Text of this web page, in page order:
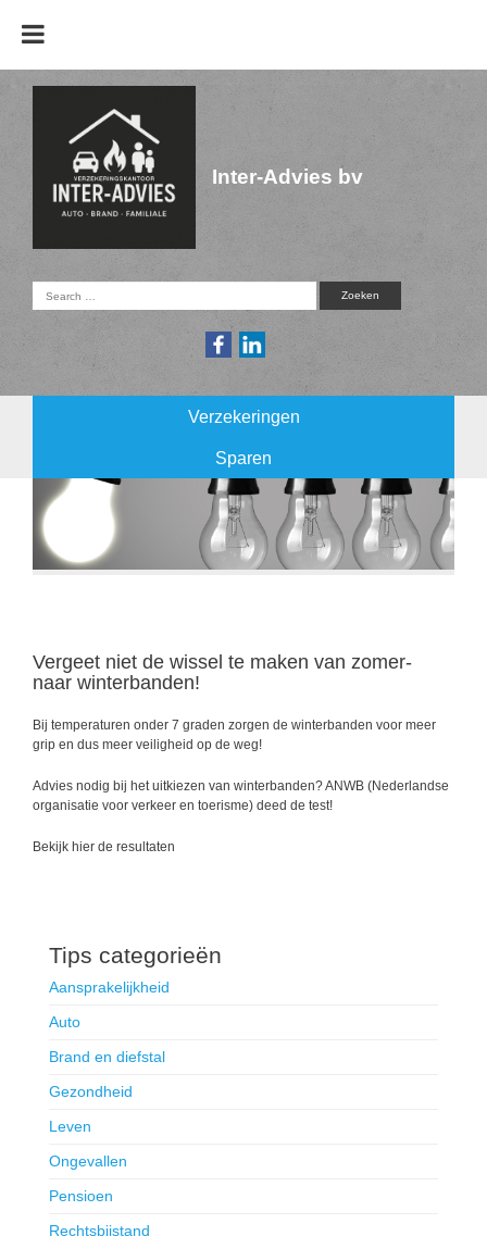
Inter-Advies bv
Verzekeringen
Sparen
Vergeet niet de wissel te maken van zomer-
naar winterbanden!
Bij temperaturen onder 7 graden zorgen de winterbanden voor meer
grip en dus meer veiligheid op de weg!
Advies nodig bij het uitkiezen van winterbanden? ANWB (Nederlandse
organisatie voor verkeer en toerisme) deed de test!
Bekijk hier de resultaten
Tips categorieën
Aansprakelijkheid
Auto
Brand en diefstal
Gezondheid
Leven
Ongevallen
Pensioen
Rechtsbijstand